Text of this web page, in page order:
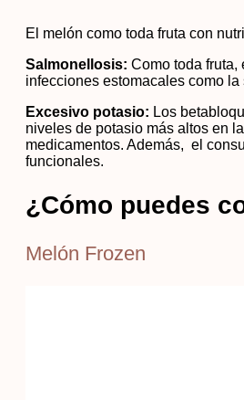
El melón como toda fruta con
Salmonellosis: Como toda fruta,
infecciones estomacales como
Excesivo potasio: Los
niveles de potasio más altos en
medicamentos. Además, el
funcionales.
¿Cómo puedes
Melón Frozen